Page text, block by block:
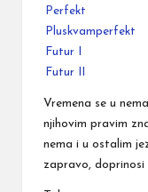
Perfekt
Pluskvamperfekt
Futur I
Futur II
Vremena se u
njihovim pravim
nema i u ostalim
zapravo, doprinosi